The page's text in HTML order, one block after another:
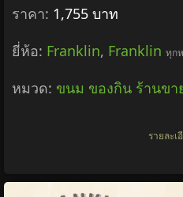
ราคา: 1,755 บาท
ยี่ห้อ: Franklin, Franklin ทุก
หมวด: ขนม ของกิน ร้านขา
รายละเ